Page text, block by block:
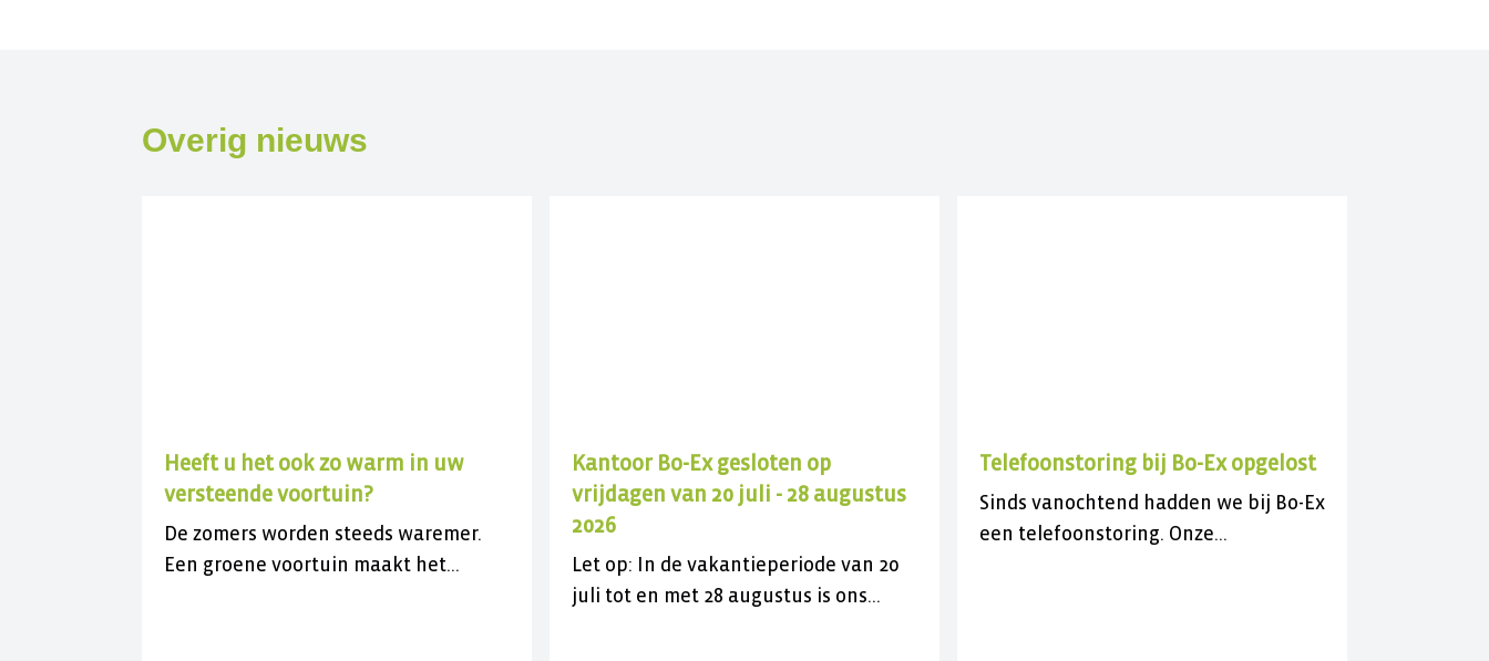
Overig nieuws
Heeft u het ook zo warm in uw
versteende voortuin?
De zomers worden steeds waremer.
Een groene voortuin maakt het
Kantoor Bo-Ex gesloten op
vrijdagen van 20 juli - 28 augustus
2026
Let op: In de vakantieperiode van 20
juli tot en met 28 augustus is ons
Telefoonstoring bij Bo-Ex opgelost
Sinds vanochtend hadden we bij Bo-Ex
een telefoonstoring. Onze